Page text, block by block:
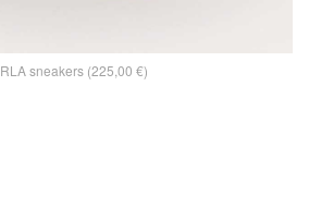
sneakers (225,00 €)